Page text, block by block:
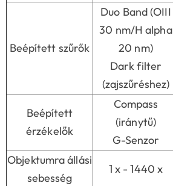
Beépített szűrők
Duo Band (OIII
30 nm/H alpha
20 nm)
Dark filter
(zajszűréshez)
Beépített
érzékelők
Compass
(iránytű)
G-Senzor
Objektumra állási
sebesség
1 x - 1440 x